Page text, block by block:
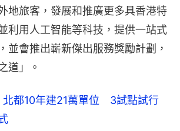
地旅客，發展和推廣更多具香港特
利用人工智能等科技，提供一站式
並會推出嶄新傑出服務獎勵計劃，
道」。
都10年建21萬單位 3試點試行